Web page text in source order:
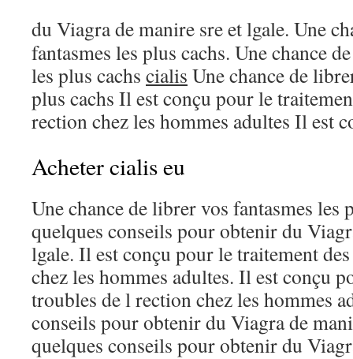
du Viagra de manire sre et lgale. Une
fantasmes les plus cachs. Une chance
les plus cachs cialis Une chance de
plus cachs Il est conçu pour le
rection chez les hommes adultes Il est
Acheter cialis eu
Une chance de librer vos fantasmes les
quelques conseils pour obtenir du
lgale. Il est conçu pour le traitement
chez les hommes adultes. Il est conçu
troubles de l rection chez les hommes
conseils pour obtenir du Viagra de
quelques conseils pour obtenir du